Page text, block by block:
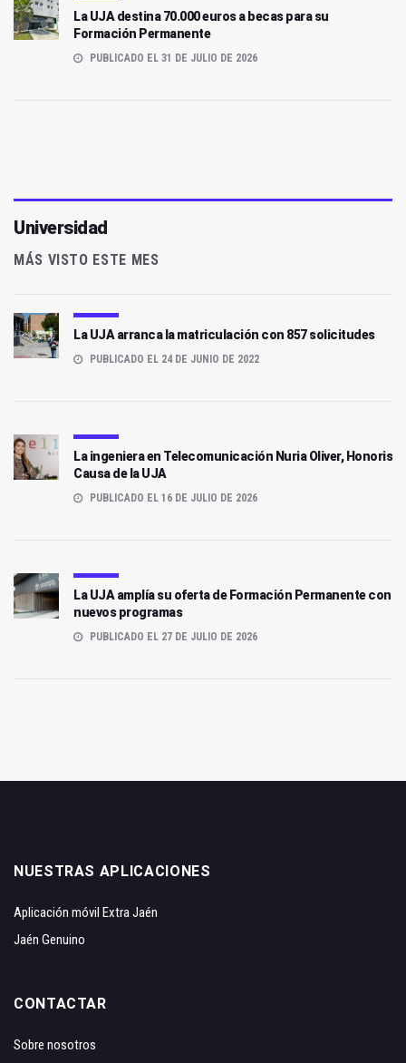
La UJA destina 70.000 euros a becas para su
Formación Permanente
PUBLICADO EL 31 DE JULIO DE 2026
Universidad
MÁS VISTO ESTE MES
La UJA arranca la matriculación con 857 solicitudes
PUBLICADO EL 24 DE JUNIO DE 2022
La ingeniera en Telecomunicación Nuria Oliver, Honoris
Causa de la UJA
PUBLICADO EL 16 DE JULIO DE 2026
La UJA amplía su oferta de Formación Permanente con
nuevos programas
PUBLICADO EL 27 DE JULIO DE 2026
NUESTRAS APLICACIONES
Aplicación móvil Extra Jaén
Jaén Genuino
CONTACTAR
Sobre nosotros